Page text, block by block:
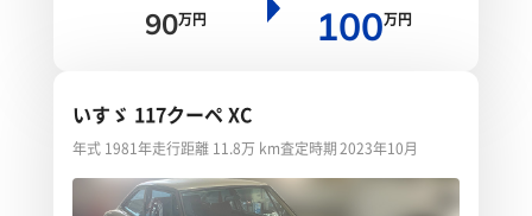
90万円 100万円
いすゞ 117クーペ XC
年式 1981年走行距離 11.8万 km査定時期 2023年10月